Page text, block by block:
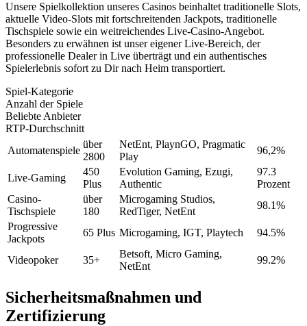
Unsere Spielkollektion unseres Casinos beinhaltet traditionelle Slots,
aktuelle Video-Slots mit fortschreitenden Jackpots, traditionelle
Tischspiele sowie ein weitreichendes Live-Casino-Angebot.
Besonders zu erwähnen ist unser eigener Live-Bereich, der
professionelle Dealer in Live überträgt und ein authentisches
Spielerlebnis sofort zu Dir nach Heim transportiert.
Spiel-Kategorie
Anzahl der Spiele
Beliebte Anbieter
RTP-Durchschnitt
Automatenspiele
über
2800
NetEnt, PlaynGO, Pragmatic
Play
96,2%
Live-Gaming
450
Plus
Evolution Gaming, Ezugi,
Authentic
97.3
Prozent
Casino-
Tischspiele
über
180
Microgaming Studios,
RedTiger, NetEnt
98.1%
Progressive
Jackpots
65 Plus Microgaming, IGT, Playtech 94.5%
Videopoker 35+
Betsoft, Micro Gaming,
NetEnt
99.2%
Sicherheitsmaßnahmen und
Zertifizierung